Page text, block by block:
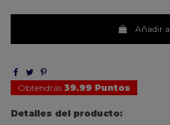
Añadir
Obtendrás 39.99 Puntos
Detalles del producto: